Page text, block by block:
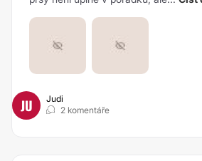
JU
Judi
2 komentáře